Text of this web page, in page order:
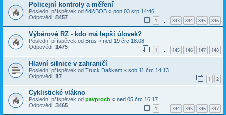
Policejní kontroly a měření
Poslední příspěvek od řidičBOB « pon 03 srp 14:46
Odpovědi: 8457 1 843 844 845 846
Výběrové RZ - kdo má lepší úlovek?
Poslední příspěvek od Brus « ned 19 črc 18:08
Odpovědi: 1475 1 … 145 146 147 148
Hlavní silnice v zahraničí
Poslední příspěvek od Truck Daškam « sob 11 črc 14:13
Odpovědi: 17 1 2
Cyklistické vlákno
Poslední příspěvek od pavproch « ned 05 črc 16:17
Odpovědi: 3465 1 … 344 345 346 347